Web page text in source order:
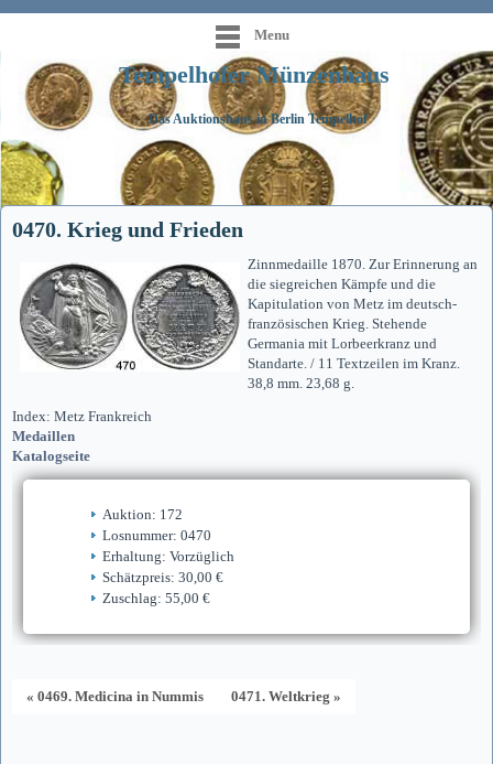
Menu
Tempelhofer Münzenhaus
Das Auktionshaus in Berlin Tempelhof
0470. Krieg und Frieden
Zinnmedaille 1870. Zur Erinnerung an
die siegreichen Kämpfe und die
Kapitulation von Metz im deutsch-
französischen Krieg. Stehende
Germania mit Lorbeerkranz und
Standarte. / 11 Textzeilen im Kranz.
38,8 mm. 23,68 g.
Index: Metz Frankreich
Medaillen
Katalogseite
Auktion: 172
Losnummer: 0470
Erhaltung: Vorzüglich
Schätzpreis: 30,00 €
Zuschlag: 55,00 €
« 0469. Medicina in Nummis 0471. Weltkrieg »